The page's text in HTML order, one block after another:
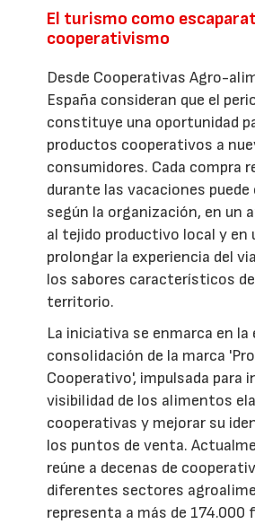
El turismo como
cooperativismo
Desde Cooperativas Agro-
España consideran que el
constituye una oportunidad
productos cooperativos a
consumidores. Cada compra
durante las vacaciones
según la organización, en un
al tejido productivo local y en
prolongar la experiencia del
los sabores característicos
territorio.
La iniciativa se enmarca en
consolidación de la marca
Cooperativo', impulsada para
visibilidad de los alimentos
cooperativas y mejorar su
los puntos de venta.
reúne a decenas de
diferentes sectores
representa a más de 174.000